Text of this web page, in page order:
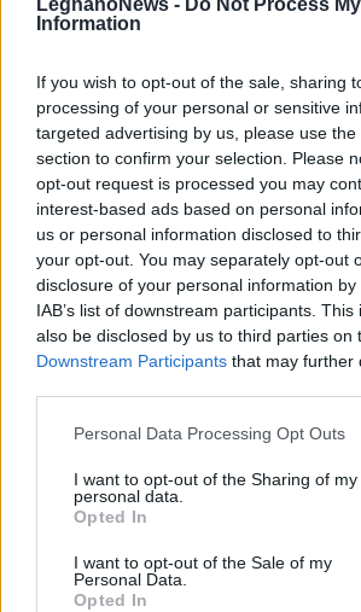
Information
If you wish to opt-out of the sale, sharing
processing of your personal or sensitive
targeted advertising by us, please use
section to confirm your selection. Please
opt-out request is processed you may
interest-based ads based on personal
us or personal information disclosed to
your opt-out. You may separately opt-out
disclosure of your personal information
IAB’s list of downstream participants.
also be disclosed by us to third parties on
Downstream Participants that may further
Personal Data Processing Opt Outs
I want to opt-out of the Sharing of my
personal data.
Opted In
I want to opt-out of the Sale of my
Personal Data.
Opted In
Commenti
articolo.
commento esprime il pensiero dell'autore e non
di VareseNews.it, che rimane autonoma e
commenti non sono testi giornalistici, ma post inviati
possono essere automaticamente pubblicati senza